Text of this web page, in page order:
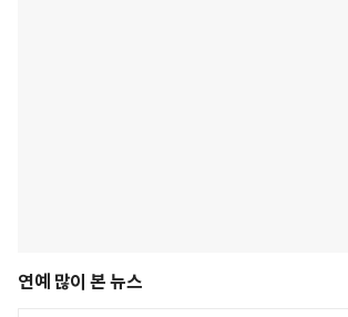
연예 많이 본 뉴스